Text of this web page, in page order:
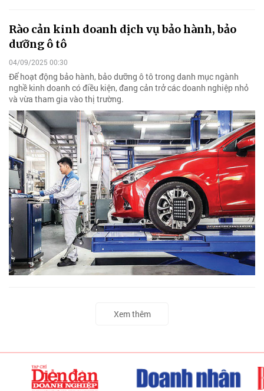
Rào cản kinh doanh dịch vụ bảo hành, bảo
dưỡng ô tô
04/09/2025 00:30
Để hoạt động bảo hành, bảo dưỡng ô tô trong danh mục ngành
nghề kinh doanh có điều kiện, đang cản trở các doanh nghiệp nhỏ
và vừa tham gia vào thị trường.
Xem thêm